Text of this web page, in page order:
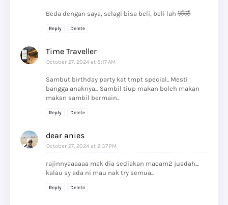
Beda dengan saya, selagi bisa beli, beli lah 🤣🤣
Reply Delete
Time Traveller
October 27, 2024 at 8:17 AM
Sambut birthday party kat tmpt special.. Mesti
bangga anaknya... Sambil tiup makan boleh makan
makan sambil bermain..
Reply Delete
dear anies
October 27, 2024 at 2:37 PM
rajinnyaaaaaa mak dia sediakan macam2 juadah...
kalau sy ada ni mau nak try semua...
Reply Delete